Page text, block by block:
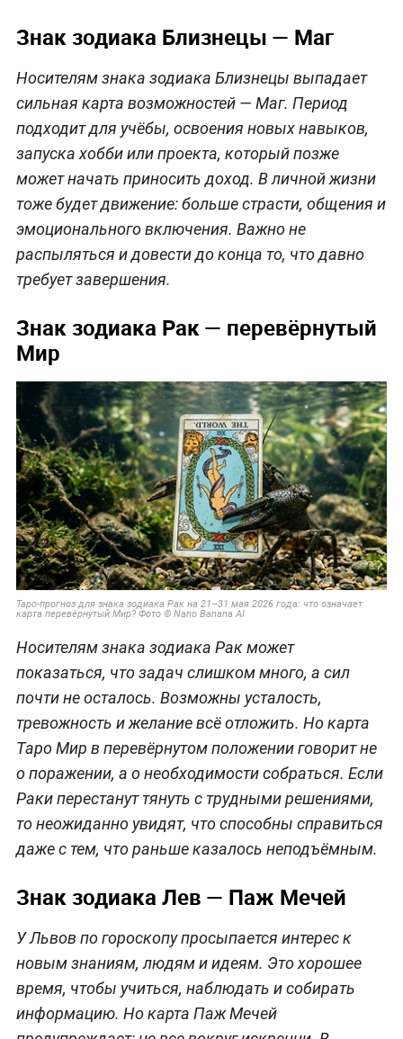
Знак зодиака Близнецы — Маг
Носителям знака зодиака Близнецы выпадает
сильная карта возможностей — Маг. Период
подходит для учёбы, освоения новых навыков,
запуска хобби или проекта, который позже
может начать приносить доход. В личной жизни
тоже будет движение: больше страсти, общения и
эмоционального включения. Важно не
распыляться и довести до конца то, что давно
требует завершения.
Знак зодиака Рак — перевёрнутый
Мир
Таро-прогноз для знака зодиака Рак на 21–31 мая 2026 года: что означает
карта перевёрнутый Мир? Фото © Nano Banana AI
Носителям знака зодиака Рак может
показаться, что задач слишком много, а сил
почти не осталось. Возможны усталость,
тревожность и желание всё отложить. Но карта
Таро Мир в перевёрнутом положении говорит не
о поражении, а о необходимости собраться. Если
Раки перестанут тянуть с трудными решениями,
то неожиданно увидят, что способны справиться
даже с тем, что раньше казалось неподъёмным.
Знак зодиака Лев — Паж Мечей
У Львов по гороскопу просыпается интерес к
новым знаниям, людям и идеям. Это хорошее
время, чтобы учиться, наблюдать и собирать
информацию. Но карта Паж Мечей